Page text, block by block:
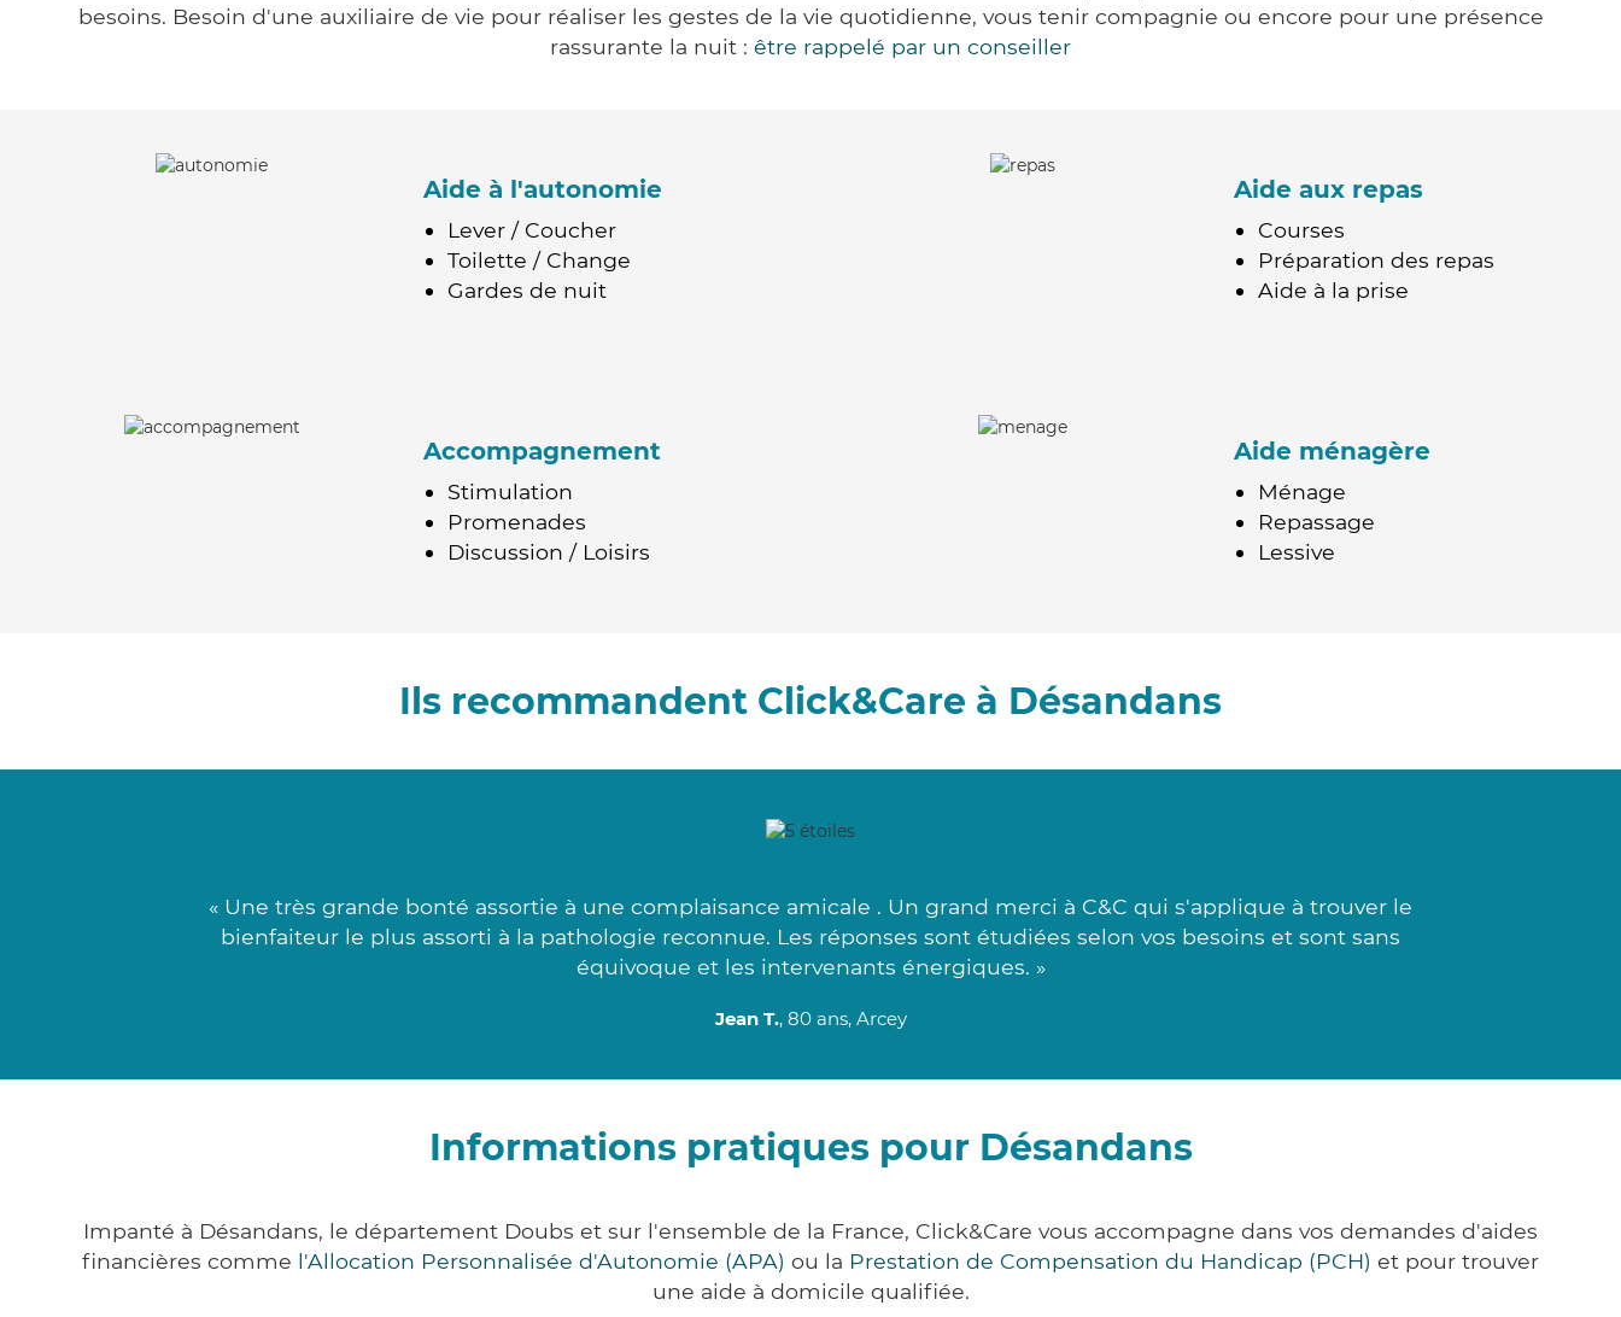
besoins. Besoin d'une auxiliaire de vie pour réaliser les gestes de la vie quotidienne, vous tenir compagnie ou encore pour une présence
rassurante la nuit : être rappelé par un conseiller
Aide à l'autonomie
Lever / Coucher
Toilette / Change
Gardes de nuit
Aide aux repas
Courses
Préparation des repas
Aide à la prise
Accompagnement
Stimulation
Promenades
Discussion / Loisirs
Aide ménagère
Ménage
Repassage
Lessive
Ils recommandent Click&Care à Désandans
« Une très grande bonté assortie à une complaisance amicale . Un grand merci à C&C qui s'applique à trouver le
bienfaiteur le plus assorti à la pathologie reconnue. Les réponses sont étudiées selon vos besoins et sont sans
équivoque et les intervenants énergiques. »
Jean T., 80 ans, Arcey
Informations pratiques pour Désandans
Impanté à Désandans, le département Doubs et sur l'ensemble de la France, Click&Care vous accompagne dans vos demandes d'aides
financières comme l'Allocation Personnalisée d'Autonomie (APA) ou la Prestation de Compensation du Handicap (PCH) et pour trouver
une aide à domicile qualifiée.